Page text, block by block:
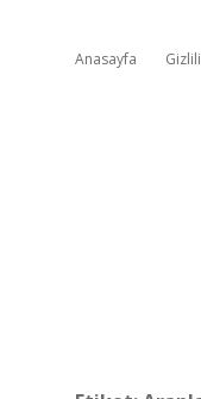
Anasayfa